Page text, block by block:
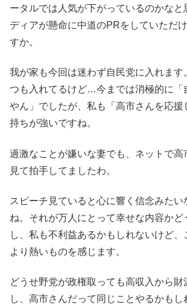
ータルでは人気が下がっているのかなと
ディアが懸命に中道のPRをしていただ
すか。
我が家も今回は迷わず自民党に入れます
つも入れてるけど…今までは消極的に「
やん」でしたが、私も「高市さんを応援
持ちが強いですね。
過激なことが嫌いな妻でも、ネットで高
見て拍手してましたわ。
スピーチ見ていると心に響く信念みたい
ね。それが万人にとって幸せな内容かど
し、私も不利益あるかもしれないけど
より熱いものを感じます。
どうせ野党が政権取っても高収入から財
し、高市さんだって同じことやるかも